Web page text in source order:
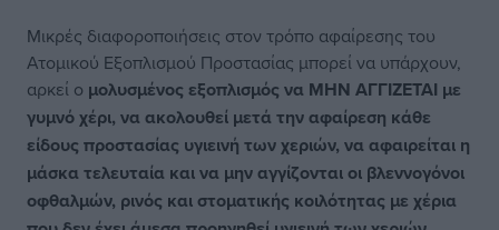
Μικρές διαφοροποιήσεις στον τρόπο αφαίρεσης του
Ατομικού Εξοπλισμού Προστασίας μπορεί να υπάρχουν,
αρκεί ο μολυσμένος εξοπλισμός να ΜΗΝ ΑΓΓΙΖΕΤΑΙ με
γυμνό χέρι, να ακολουθεί μετά την αφαίρεση κάθε
είδους προστασίας υγιεινή των χεριών, να αφαιρείται η
μάσκα τελευταία και να μην αγγίζονται οι βλεννογόνοι
οφθαλμών, ρινός και στοματικής κοιλότητας με χέρια